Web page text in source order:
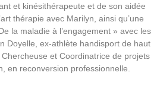
et kinésithérapeute et de son aidée
thérapie avec Marilyn, ainsi qu’une
la maladie à l’engagement » avec les
Doyelle, ex-athlète handisport de haut
et Coordinatrice de projets
en reconversion professionnelle.